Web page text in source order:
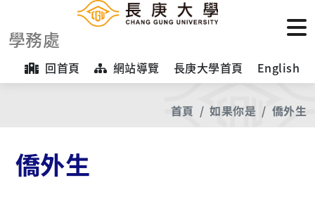
學務處
回首頁 網站導覽 長庚大學首頁 English
首頁 如果你是 僑外生
僑外生